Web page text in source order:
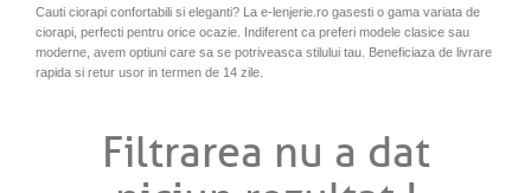
Cauti ciorapi confortabili si eleganti? La e-lenjerie.ro gasesti o gama variata de
ciorapi, perfecti pentru orice ocazie. Indiferent ca preferi modele clasice sau
moderne, avem optiuni care sa se potriveasca stilului tau. Beneficiaza de livrare
rapida si retur usor in termen de 14 zile.
Filtrarea nu a dat